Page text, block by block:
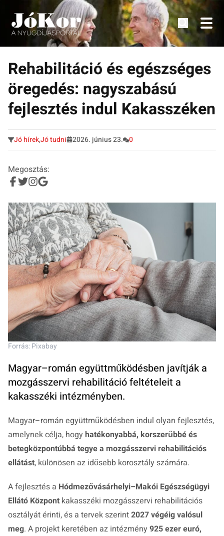
Tovább
tartalomra
Tudnivalók, érdekességek idősek számára.
Rehabilitáció és egészséges
öregedés: nagyszabású
fejlesztés indul Kakasszéken
Jó hírek,Jó tudni 2026. június 23. 0
Megosztás:
Forrás: Pixabay
Magyar–román együttműködésben javítják a
mozgásszervi rehabilitáció feltételeit a
kakasszéki intézményben.
Magyar–román együttműködésben indul olyan fejlesztés,
amelynek célja, hogy hatékonyabbá, korszerűbbé és
betegközpontúbbá tegye a mozgásszervi rehabilitációs
ellátást, különösen az idősebb korosztály számára.
A fejlesztés a Hódmezővásárhelyi–Makói Egészségügyi
Ellátó Központ kakasszéki mozgásszervi rehabilitációs
osztályát érinti, és a tervek szerint2027 végéig valósul
meg. A projekt keretében az intézmény 925 ezer euró,